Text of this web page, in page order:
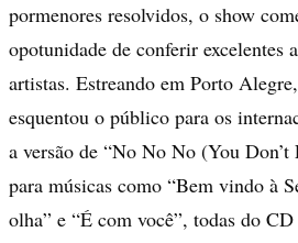
pormenores resolvidos, o show
opotunidade de conferir excelentes
artistas. Estreando em Porto
esquentou o público para os
a versão de “No No No (You
para músicas como “Bem vindo à
olha” e “É com você”, todas do